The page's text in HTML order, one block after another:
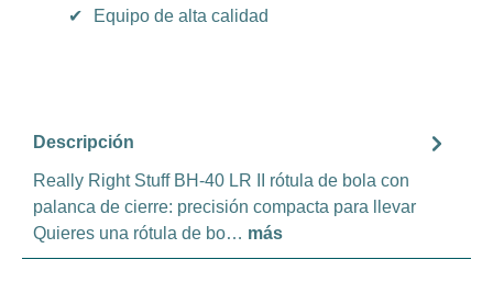
✔
Equipo de alta calidad
Descripción
Really Right Stuff BH-40 LR II rótula de bola con
palanca de cierre: precisión compacta para llevar
Quieres una rótula de bo… más